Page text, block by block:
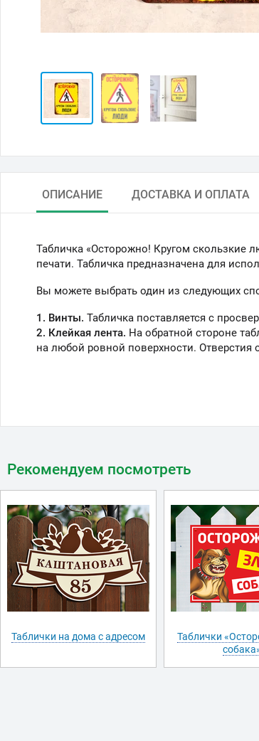
ОПИСАНИЕ ДОСТАВКА И ОПЛАТА
Табличка «Осторожно! Кругом скользкие
печати. Табличка предназначена для
Вы можете выбрать один из следующих
1. Винты. Табличка поставляется с
2. Клейкая лента. На обратной стороне
на любой ровной поверхности. Отверстия
Рекомендуем посмотреть
Таблички на дома с адресом
Таблички